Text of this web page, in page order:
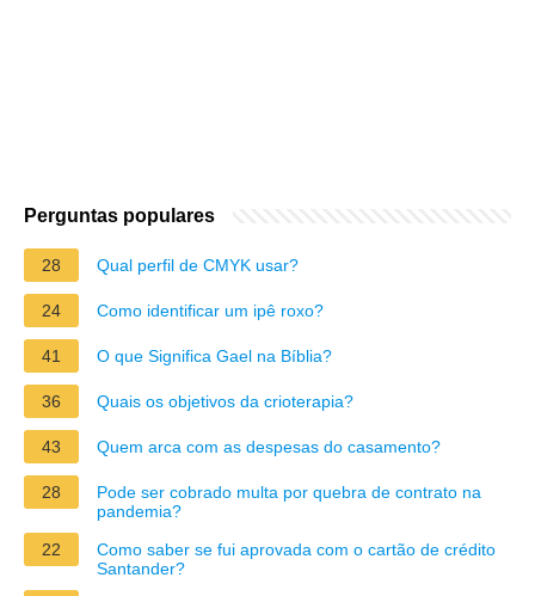
Perguntas populares
28 Qual perfil de CMYK usar?
24 Como identificar um ipê roxo?
41 O que Significa Gael na Bíblia?
36 Quais os objetivos da crioterapia?
43 Quem arca com as despesas do casamento?
28
Pode ser cobrado multa por quebra de contrato na
pandemia?
22
Como saber se fui aprovada com o cartão de crédito
Santander?